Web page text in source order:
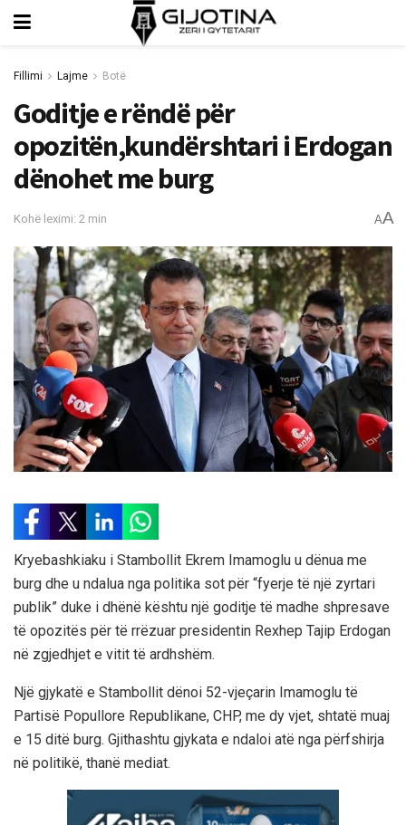
Fillimi Lajme Botë
Goditje e rëndë për
opozitën,kundërshtari i Erdogan
dënohet me burg
Kohë leximi: 2 min AA
Kryebashkiaku i Stambollit Ekrem Imamoglu u dënua me
burg dhe u ndalua nga politika sot për “fyerje të një zyrtari
publik” duke i dhënë kështu një goditje të madhe shpresave
të opozitës për të rrëzuar presidentin Rexhep Tajip Erdogan
në zgjedhjet e vitit të ardhshëm.
Një gjykatë e Stambollit dënoi 52-vjeçarin Imamoglu të
Partisë Popullore Republikane, CHP, me dy vjet, shtatë muaj
e 15 ditë burg. Gjithashtu gjykata e ndaloi atë nga përfshirja
në politikë, thanë mediat.